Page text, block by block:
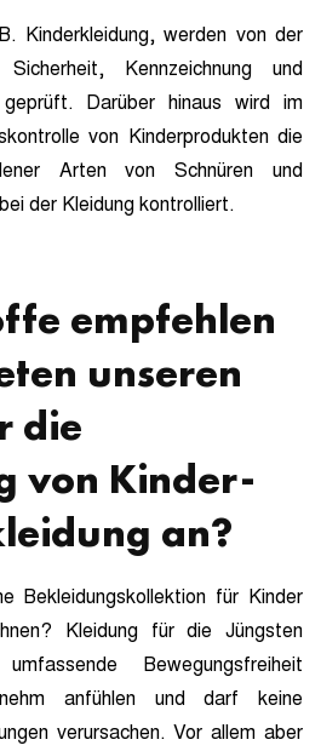
Kinderkleidung, werden von der
Kennzeichnung und
Darüber hinaus wird im
von Kinderprodukten die
Arten von Schnüren und
der Kleidung kontrolliert.
empfehlen
unseren
die
von Kinder-
an?
Bekleidungskollektion für Kinder
Kleidung für die Jüngsten
Bewegungsfreiheit
anfühlen und darf keine
verursachen. Vor allem aber